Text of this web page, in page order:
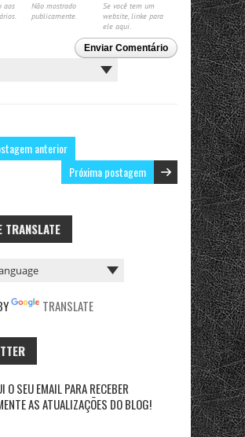
aos
Não mostrado
publicamente.
Se você tem um
website, linke para
ele aqui.
Enviar Comentário
anterior
Próxima postagem
TRANSLATE
TRANSLATE
O SEU EMAIL PARA RECEBER
AS ATUALIZAÇÕES DO BLOG!